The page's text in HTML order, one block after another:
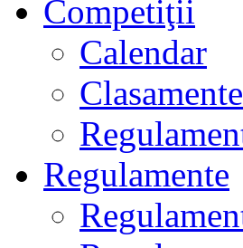
Competiţii
Calendar
Clasamente
Regulamente